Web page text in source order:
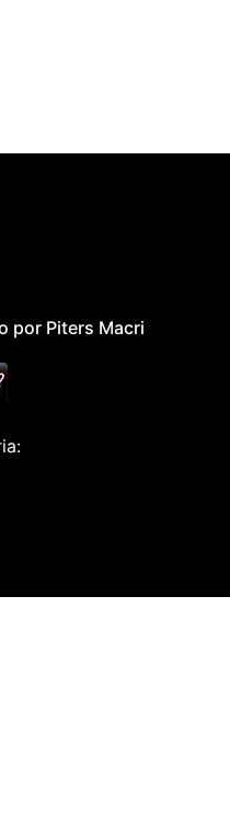
por Piters Macri